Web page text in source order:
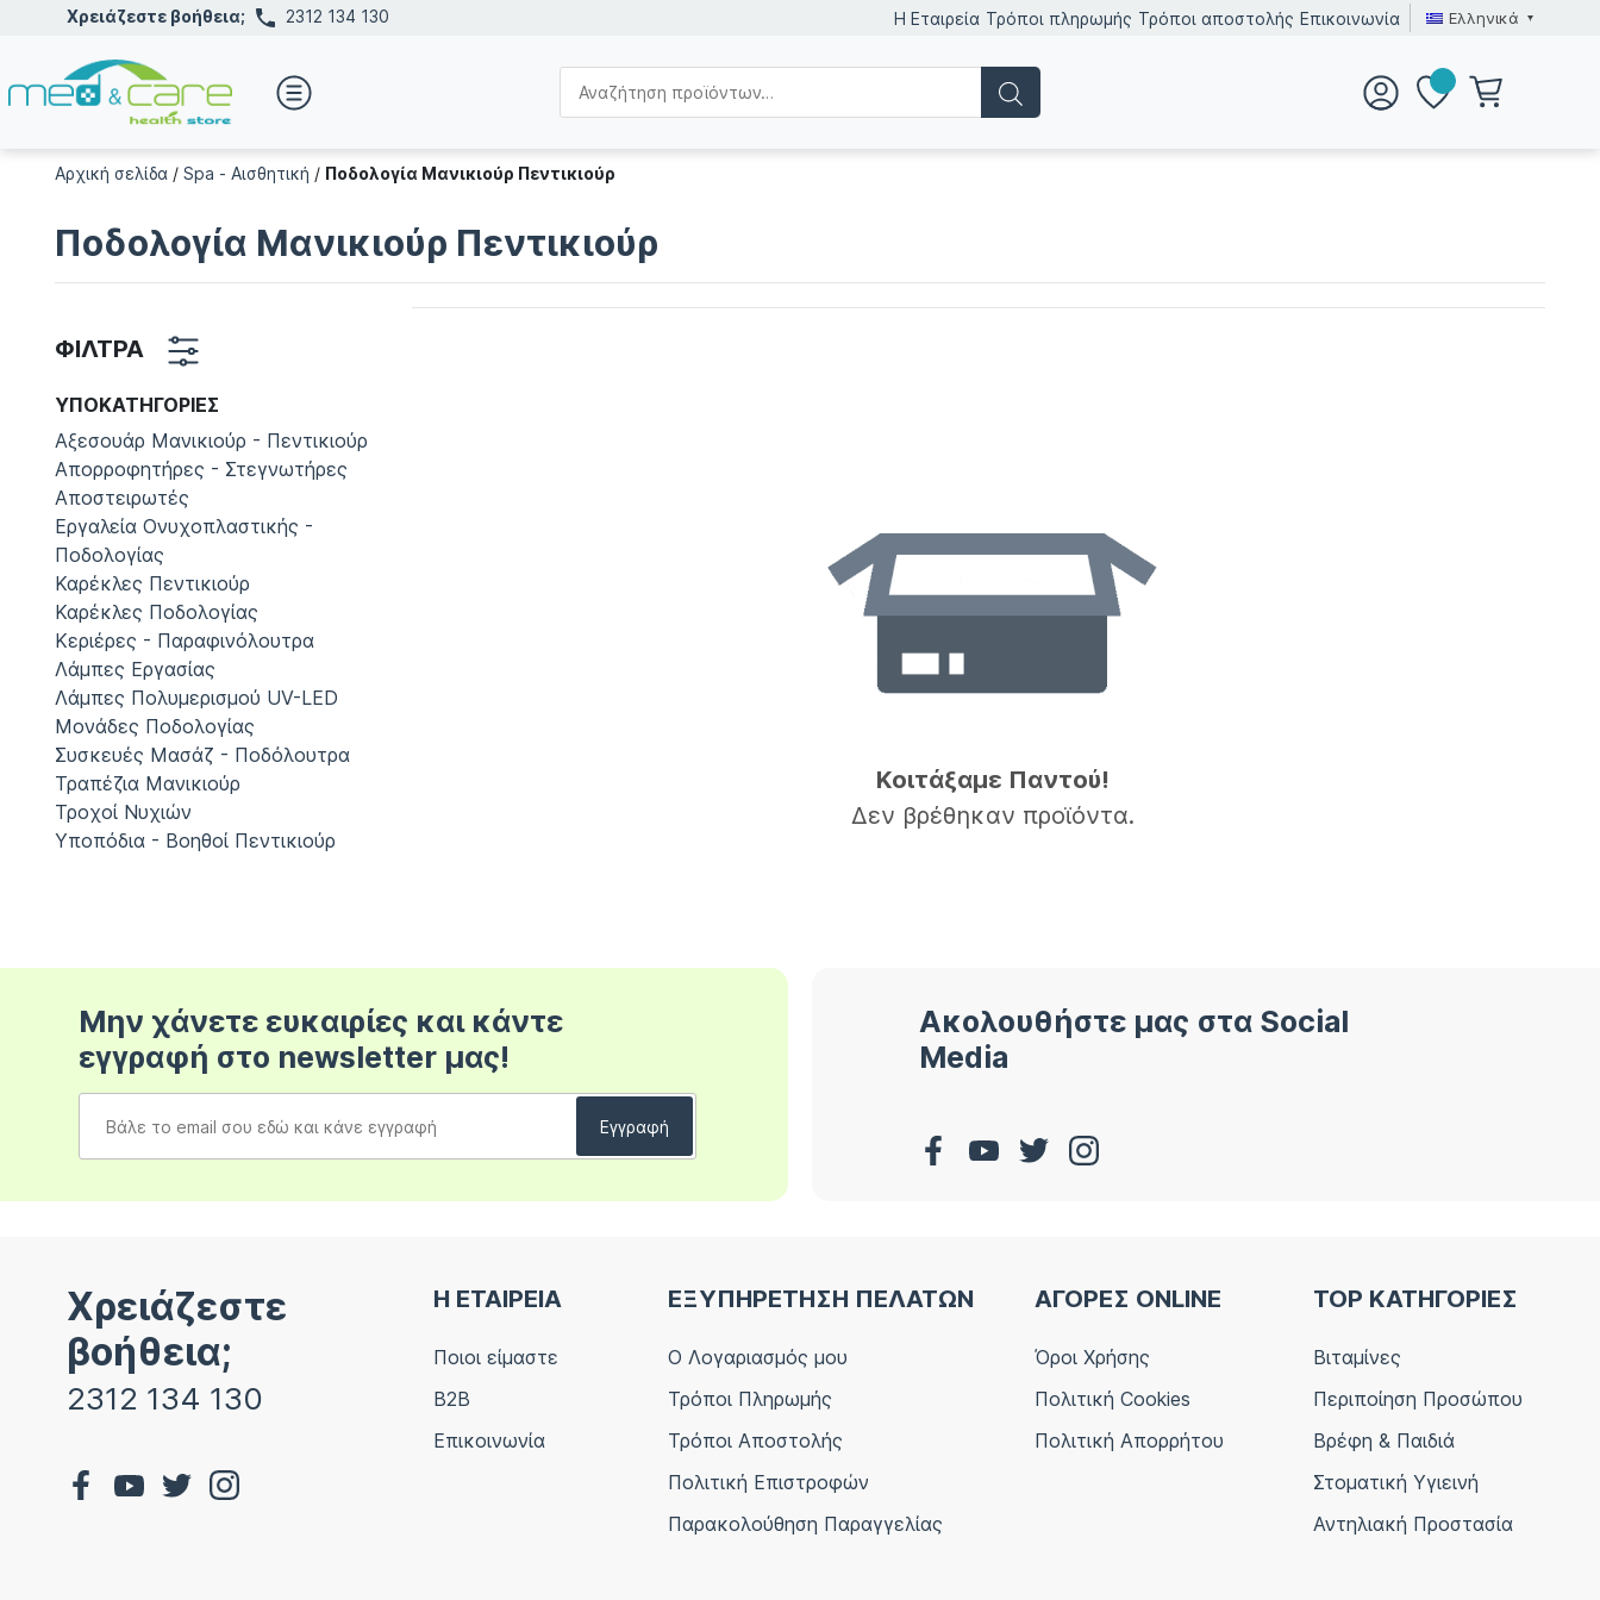
Χρειάζεστε βοήθεια; 2312 134 130 Η Εταιρεία Τρόποι πληρωμής Τρόποι αποστολής Επικοινωνία Ελληνικά
Αρχική σελίδα/ Spa - Αισθητική / Ποδολογία Μανικιούρ Πεντικιούρ
Ποδολογία Μανικιούρ Πεντικιούρ
ΦΙΛΤΡΑ
ΥΠΟΚΑΤΗΓΟΡΊΕΣ
Αξεσουάρ Μανικιούρ - Πεντικιούρ
Απορροφητήρες - Στεγνωτήρες
Αποστειρωτές
Εργαλεία Ονυχοπλαστικής -
Ποδολογίας
Καρέκλες Πεντικιούρ
Καρέκλες Ποδολογίας
Κεριέρες - Παραφινόλουτρα
Λάμπες Εργασίας
Λάμπες Πολυμερισμού UV-LED
Μονάδες Ποδολογίας
Συσκευές Μασάζ - Ποδόλουτρα
Τραπέζια Μανικιούρ
Τροχοί Νυχιών
Υποπόδια - Βοηθοί Πεντικιούρ
Κοιτάξαμε Παντού!
Δεν βρέθηκαν προϊόντα.
Μην χάνετε ευκαιρίες και κάντε
εγγραφή στο newsletter μας!
Ακολουθήστε μας στα Social
Media
Χρειάζεστε
βοήθεια;
2312 134 130
Η ΕΤΑΙΡΕΙΑ
Ποιοι είμαστε
B2B
Επικοινωνία
ΕΞΥΠΗΡΕΤΗΣΗ ΠΕΛΑΤΩΝ
Ο Λογαριασμός μου
Τρόποι Πληρωμής
Τρόποι Αποστολής
Πολιτική Επιστροφών
Παρακολούθηση Παραγγελίας
ΑΓΟΡΕΣ ONLINE
Όροι Χρήσης
Πολιτική Cookies
Πολιτική Απορρήτου
TOP ΚΑΤΗΓΟΡΙΕΣ
Βιταμίνες
Περιποίηση Προσώπου
Βρέφη & Παιδιά
Στοματική Υγιεινή
Αντηλιακή Προστασία